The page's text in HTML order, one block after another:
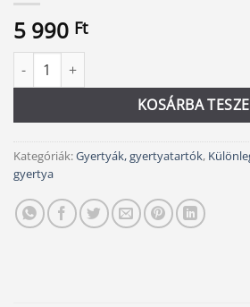
5 990 Ft
Tömjénes mágia gyertya mennyiség
KOSÁRBA
Alternative:
Kategóriák:Gyertyák, gyertyatartók,
gyertya